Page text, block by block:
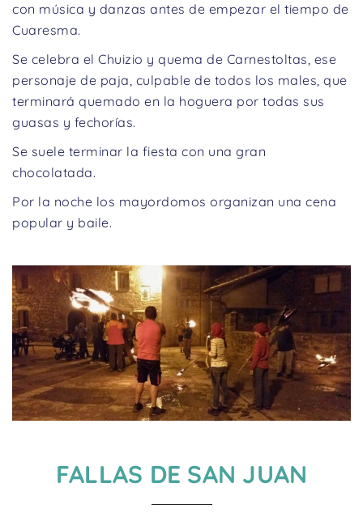
con música y danzas antes de empezar el tiempo de
Cuaresma.
Se celebra el Chuizio y quema de Carnestoltas, ese
personaje de paja, culpable de todos los males, que
terminará quemado en la hoguera por todas sus
guasas y fechorías.
Se suele terminar la fiesta con una gran
chocolatada.
Por la noche los mayordomos organizan una cena
popular y baile.
FALLAS DE SAN JUAN